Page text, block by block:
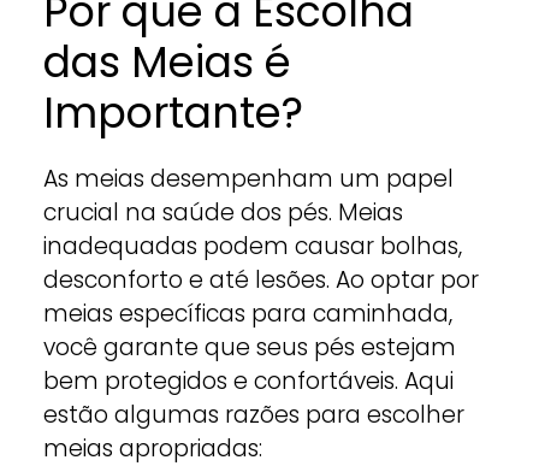
das Meias é
Importante?
As meias desempenham um papel
crucial na saúde dos pés. Meias
inadequadas podem causar bolhas,
desconforto e até lesões. Ao optar por
meias específicas para caminhada,
você garante que seus pés estejam
bem protegidos e confortáveis. Aqui
estão algumas razões para escolher
meias apropriadas: